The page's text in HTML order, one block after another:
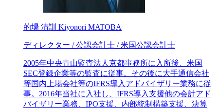
的場 清訓 Kiyonori MATOBA
ディレクター / 公認会計士 / 米国公認会計士
2005年中央青山監査法人京都事務所に入所後、米国
SEC登録企業等の監査に従事。その後に大手通信会社
等国内上場会社等のIFRS導入アドバイザリー業務に従
事。2016年当社に入社し、IFRS導入支援他の会計アド
バイザリー業務、IPO支援、内部統制構築支援、決算